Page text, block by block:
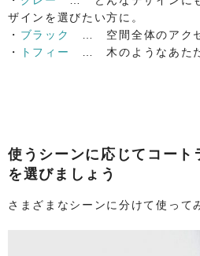
ザインを選びたい方に。
・ ブラック
… 空間全体のアクセ
・
トフィー … 木のようなあたた
使うシーンに応じてコート
を選びましょう
さまざまなシーンに分けて使って